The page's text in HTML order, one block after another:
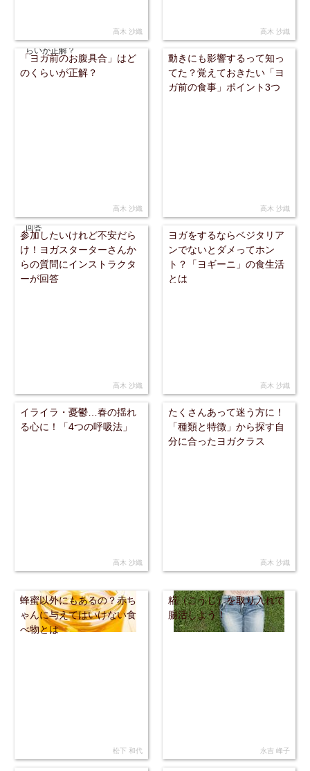
高木 沙織 高木 沙織
「ヨガ前のお腹具合」はど
のくらいが正解？
高木 沙織
動きにも影響するって知っ
てた？覚えておきたい「ヨ
ガ前の食事」ポイント3つ
高木 沙織
参加したいけれど不安だら
け！ヨガスターターさんか
らの質問にインストラクタ
ーが回答
高木 沙織
ヨガをするならベジタリア
ンでないとダメってホン
ト？「ヨギーニ」の食生活
とは
高木 沙織
イライラ・憂鬱…春の揺れ
る心に！「4つの呼吸法」
高木 沙織
たくさんあって迷う方に！
「種類と特徴」から探す自
分に合ったヨガクラス
高木 沙織
蜂蜜以外にもあるの？赤ち
ゃんに与えてはいけない食
べ物とは
松下 和代
糀（こうじ）を取り入れて
腸活しよう！
永吉 峰子